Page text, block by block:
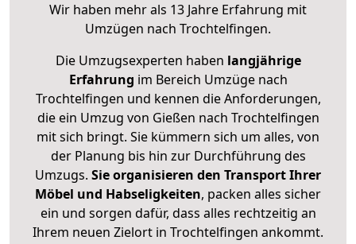
Wir haben mehr als 13 Jahre Erfahrung mit
Umzügen nach Trochtelfingen.
Die Umzugsexperten haben langjährige
Erfahrung im Bereich Umzüge nach
Trochtelfingen und kennen die Anforderungen,
die ein Umzug von Gießen nach Trochtelfingen
mit sich bringt. Sie kümmern sich um alles, von
der Planung bis hin zur Durchführung des
Umzugs. Sie organisieren den Transport Ihrer
Möbel und Habseligkeiten, packen alles sicher
ein und sorgen dafür, dass alles rechtzeitig an
Ihrem neuen Zielort in Trochtelfingen ankommt.